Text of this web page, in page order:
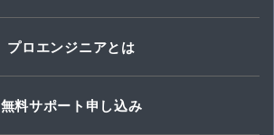
プロエンジニアとは
無料サポート申し込み